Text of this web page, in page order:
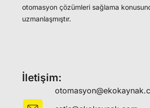
otomasyon çözümleri sağlama
uzmanlaşmıştır.
İletişim: